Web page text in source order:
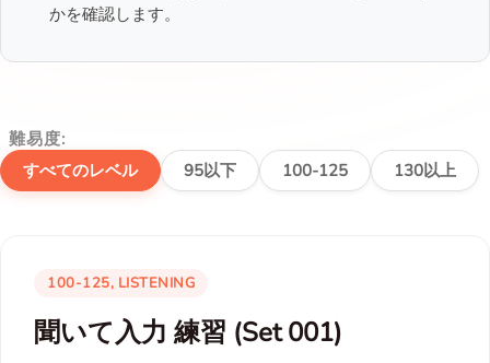
かを確認します。
難易度:
すべてのレベル
95以下 100-125 130以上
100-125, LISTENING
聞いて入力 練習 (Set 001)